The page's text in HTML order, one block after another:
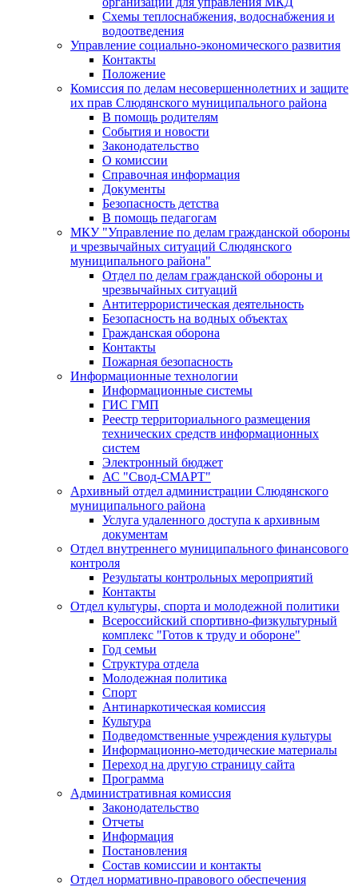
Схемы теплоснабжения, водоснабжения и
водоотведения
Управление социально-экономического развития
Контакты
Положение
Комиссия по делам несовершеннолетних и защите
их прав Слюдянского муниципального района
В помощь родителям
События и новости
Законодательство
О комиссии
Справочная информация
Документы
Безопасность детства
В помощь педагогам
МКУ "Управление по делам гражданской обороны
и чрезвычайных ситуаций Слюдянского
муниципального района"
Отдел по делам гражданской обороны и
чрезвычайных ситуаций
Антитеррористическая деятельность
Безопасность на водных объектах
Гражданская оборона
Контакты
Пожарная безопасность
Информационные технологии
Информационные системы
ГИС ГМП
Реестр территориального размещения
технических средств информационных
систем
Электронный бюджет
АС "Свод-СМАРТ"
Архивный отдел администрации Слюдянского
муниципального района
Услуга удаленного доступа к архивным
документам
Отдел внутреннего муниципального финансового
контроля
Результаты контрольных мероприятий
Контакты
Отдел культуры, спорта и молодежной политики
Всероссийский спортивно-физкультурный
комплекс "Готов к труду и обороне"
Год семьи
Структура отдела
Молодежная политика
Спорт
Антинаркотическая комиссия
Культура
Подведомственные учреждения культуры
Информационно-методические материалы
Переход на другую страницу сайта
Программа
Административная комиссия
Законодательство
Отчеты
Информация
Постановления
Состав комиссии и контакты
Отдел нормативно-правового обеспечения